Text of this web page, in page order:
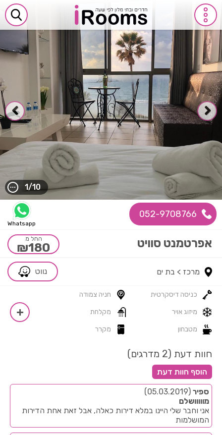
052-9708766
Whatsapp
החל מ
₪180
נווט
1/10
אפרטמנט סוויט
מרכז > בת ים
כניסה דיסקרטית חניה צמודה
מיזוג אויר מקלחת
מטבחון מקרר
חוות דעת (2 מדרגים)
ספיר (05.03.2019)
מווווושלם
אני וחבר שלי היינו במלא דירות כאלה, אבל זאת אחת הדירות
המושלמות